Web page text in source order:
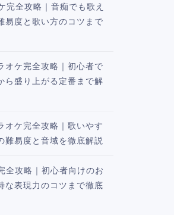
完全攻略｜音痴でも歌え
易度と歌い方のコツまで
オケ完全攻略｜初心者で
ら盛り上がる定番まで解
オケ完全攻略｜歌いやす
難易度と音域を徹底解説
全攻略｜初心者向けのお
な表現力のコツまで徹底